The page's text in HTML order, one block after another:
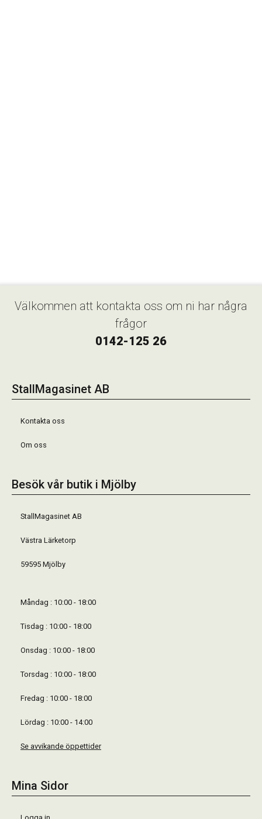
Välkommen att kontakta oss om ni har några
frågor
0142-125 26
StallMagasinet AB
Kontakta oss
Om oss
Besök vår butik i Mjölby
StallMagasinet AB
Västra Lärketorp
59595 Mjölby
Måndag : 10:00 - 18:00
Tisdag : 10:00 - 18:00
Onsdag : 10:00 - 18:00
Torsdag : 10:00 - 18:00
Fredag : 10:00 - 18:00
Lördag : 10:00 - 14:00
Se avvikande öppettider
Mina Sidor
Logga in